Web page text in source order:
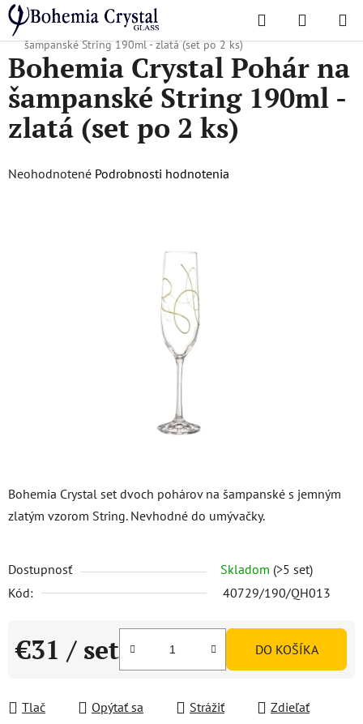
Prejsť
na
obsah
Hľadať
KOŠÍK
Domov
/ Obľúbené kolekcie / String
Bohemia Crystal Pohár na
šampanské String 190ml - zlatá (set po 2 ks)
Bohemia Crystal set dvoch pohárov na šampanské s jemným
zlatým vzorom String. Nevhodné do umývačky.
Dostupnosť Skladom (>5 set)
Kód:
40729/190/QH013
€31 / set DO KOŠÍKA
Tlač Opýtať sa Strážiť Zdieľať
Bohemia Crystal Pohár na
šampanské String 190ml -
zlatá (set po 2 ks)
Priemerné
Neohodnotené Podrobnosti hodnotenia